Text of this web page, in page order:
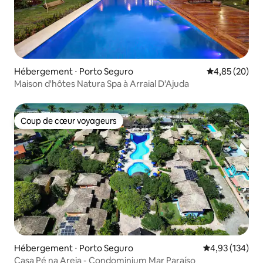
Hébergement ⋅ Porto Seguro Évaluation
4,85 (20)
Maison d'hôtes Natura Spa à Arraial D'Ajuda
Coup de cœur voyageurs
Coup de cœur voyageurs
Hébergement ⋅ Porto Seguro Évaluation
4,93 (134)
Casa Pé na Areia - Condominium Mar Paraíso